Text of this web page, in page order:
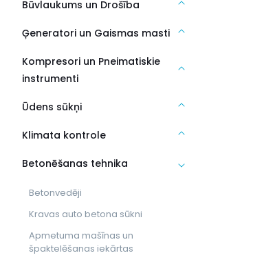
Būvlaukums un Drošība
Ģeneratori un Gaismas masti
Kompresori un Pneimatiskie
instrumenti
Ūdens sūkņi
Klimata kontrole
Betonēšanas tehnika
Betonvedēji
Kravas auto betona sūkni
Apmetuma mašīnas un
špaktelēšanas iekārtas